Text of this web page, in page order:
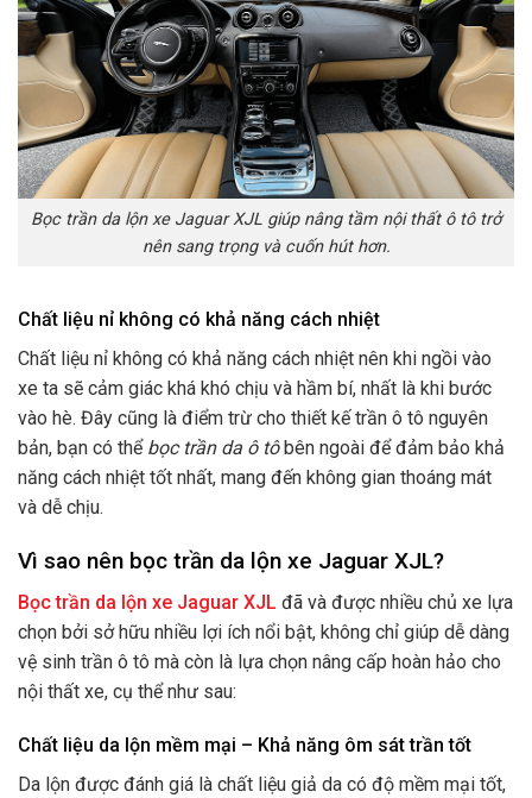
Bọc trần da lộn xe Jaguar XJL giúp nâng tầm nội thất ô tô trở
nên sang trọng và cuốn hút hơn.
Chất liệu nỉ không có khả năng cách nhiệt
Chất liệu nỉ không có khả năng cách nhiệt nên khi ngồi vào
xe ta sẽ cảm giác khá khó chịu và hầm bí, nhất là khi bước
vào hè. Đây cũng là điểm trừ cho thiết kế trần ô tô nguyên
bản, bạn có thể bọc trần da ô tô bên ngoài để đảm bảo khả
năng cách nhiệt tốt nhất, mang đến không gian thoáng mát
và dễ chịu.
Vì sao nên bọc trần da lộn xe Jaguar XJL?
Bọc trần da lộn xe Jaguar XJL đã và được nhiều chủ xe lựa
chọn bởi sở hữu nhiều lợi ích nổi bật, không chỉ giúp dễ dàng
vệ sinh trần ô tô mà còn là lựa chọn nâng cấp hoàn hảo cho
nội thất xe, cụ thể như sau:
Chất liệu da lộn mềm mại – Khả năng ôm sát trần tốt
Da lộn được đánh giá là chất liệu giả da có độ mềm mại tốt,